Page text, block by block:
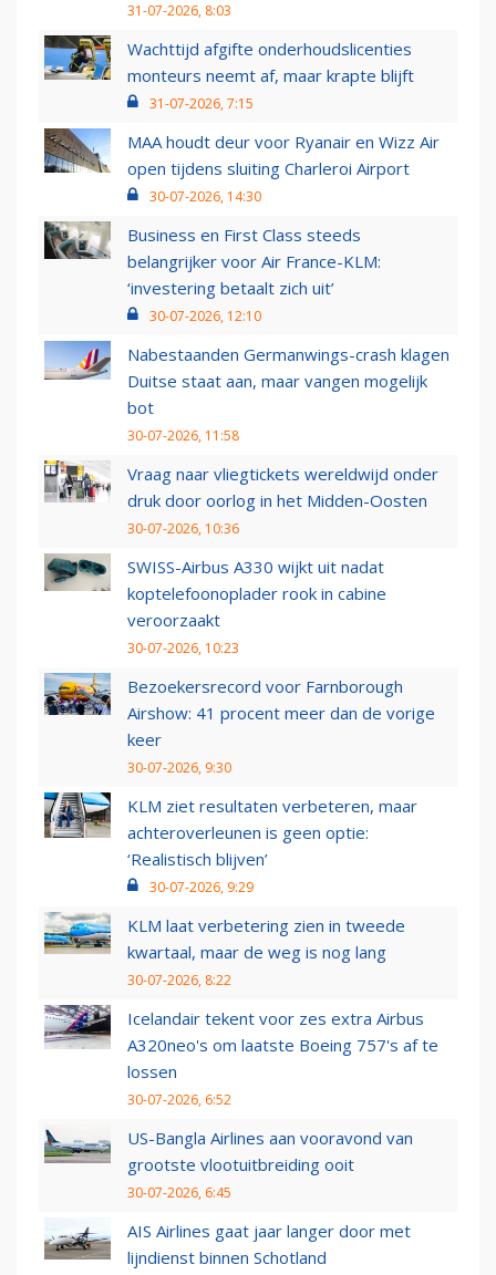
31-07-2026, 8:03
Wachttijd afgifte onderhoudslicenties
monteurs neemt af, maar krapte blijft
31-07-2026, 7:15
MAA houdt deur voor Ryanair en Wizz Air
open tijdens sluiting Charleroi Airport
30-07-2026, 14:30
Business en First Class steeds
belangrijker voor Air France-KLM:
‘investering betaalt zich uit’
30-07-2026, 12:10
Nabestaanden Germanwings-crash klagen
Duitse staat aan, maar vangen mogelijk
bot
30-07-2026, 11:58
Vraag naar vliegtickets wereldwijd onder
druk door oorlog in het Midden-Oosten
30-07-2026, 10:36
SWISS-Airbus A330 wijkt uit nadat
koptelefoonoplader rook in cabine
veroorzaakt
30-07-2026, 10:23
Bezoekersrecord voor Farnborough
Airshow: 41 procent meer dan de vorige
keer
30-07-2026, 9:30
KLM ziet resultaten verbeteren, maar
achteroverleunen is geen optie:
‘Realistisch blijven’
30-07-2026, 9:29
KLM laat verbetering zien in tweede
kwartaal, maar de weg is nog lang
30-07-2026, 8:22
Icelandair tekent voor zes extra Airbus
A320neo's om laatste Boeing 757's af te
lossen
30-07-2026, 6:52
US-Bangla Airlines aan vooravond van
grootste vlootuitbreiding ooit
30-07-2026, 6:45
AIS Airlines gaat jaar langer door met
lijndienst binnen Schotland